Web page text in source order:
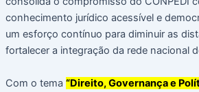
conhecimento jurídico acessível e
um esforço contínuo para diminuir as
fortalecer a integração da rede nacional
Com o tema “Direito, Governança e